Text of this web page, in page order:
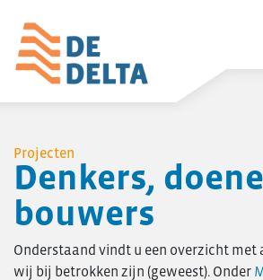
Projecten
Utiliteitsbouw
Woningbouw
Over De Delta
Zakelijke utiliteitsbouw
Projecten
Denkers,
bouwers
Onderstaand vindt u een overzicht
wij bij betrokken zijn (geweest). Onder